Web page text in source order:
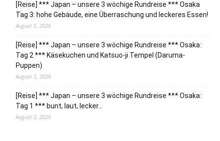
[Reise] *** Japan – unsere 3 wöchige Rundreise *** Osaka
Tag 3: hohe Gebäude, eine Überraschung und leckeres Essen!
August 5, 2026
[Reise] *** Japan – unsere 3 wöchige Rundreise *** Osaka:
Tag 2 *** Käsekuchen und Katsuo-ji Tempel (Daruma-
Puppen)
August 3, 2026
[Reise] *** Japan – unsere 3 wöchige Rundreise *** Osaka:
Tag 1 *** bunt, laut, lecker…
August 2, 2026